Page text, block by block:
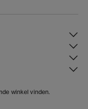
winkel vinden.